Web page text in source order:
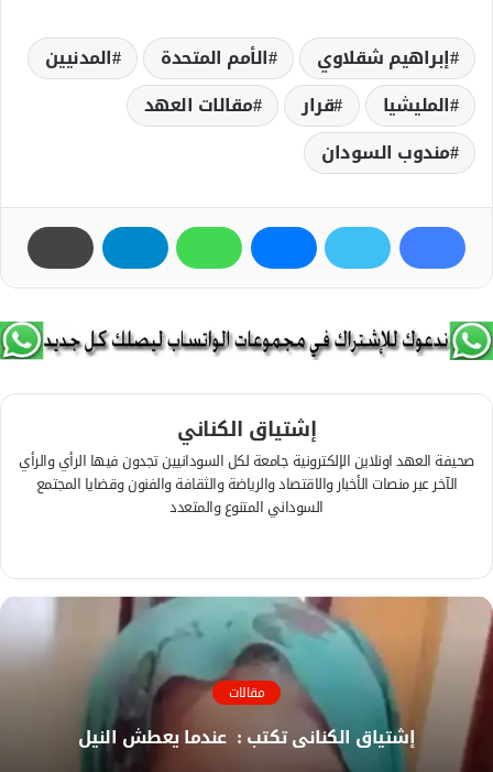
إبراهيم شقلاوي الأمم المتحدة
المدنيين
المليشيا
قرار
مقالات العهد
مندوب السودان
إشتياق الكناني
صحيفة العهد اونلاين الإلكترونية جامعة لكل السودانيين تجدون فيها الرأي والرأي
الآخر عبر منصات الأخبار والاقتصاد والرياضة والثقافة والفنون وقضايا المجتمع
السوداني المتنوع والمتعدد
م
و
ق
ع
ا
ل
و
ي
س
و
ك
مقالات
إشتياق الكناني تكتب : عندما يعطش النيل